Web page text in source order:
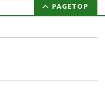
PAGETOP